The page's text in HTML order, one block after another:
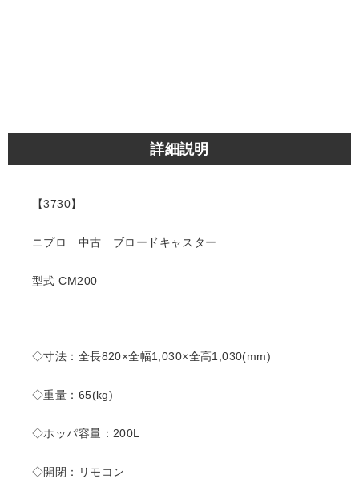
詳細説明
【3730】
ニプロ 中古 ブロードキャスター
型式 CM200
◇寸法：全長820×全幅1,030×全高1,030(mm)
◇重量：65(kg)
◇ホッパ容量：200L
◇開閉：リモコン